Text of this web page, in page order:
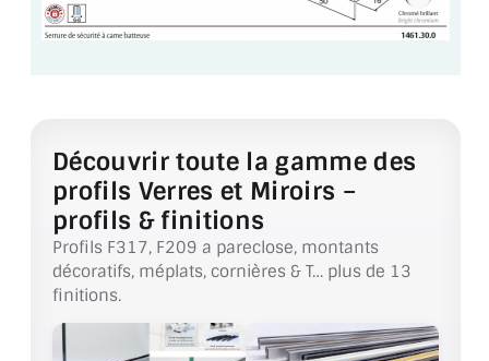
VERRE FEUILLETÉ/TREMPÉ
GARDE CORPS EN VERRE
VERRIÈRE TYPE ATELIER
VERRES TEXTURÉS
PLEXIGLAS PMMA
Découvrir toute la gamme des
profils Verres et Miroirs –
profils & finitions
Profils F317, F209 a pareclose, montants
décoratifs, méplats, cornières & T… plus de 13
finitions.